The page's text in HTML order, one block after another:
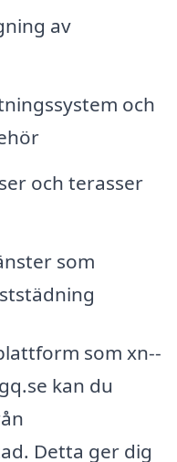
av
och
och terasser
som
som xn--
kan du
Detta ger dig